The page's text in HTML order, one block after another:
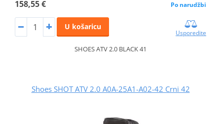
158,55 € Po narudžbi
U košaricu
Usporedite
SHOES ATV 2.0 BLACK 41
Shoes SHOT ATV 2.0 A0A-25A1-A02-42 Crni 42